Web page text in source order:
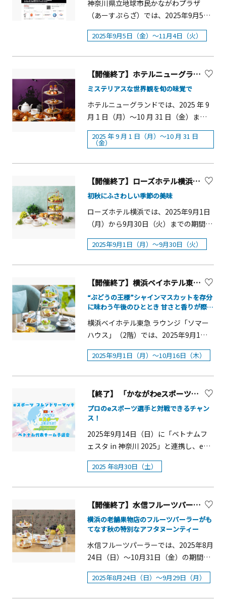
～22：30（L.O.）&nbsp;■料金（税サ
込）： &nbsp;2,200円&nbsp;■予約・
問い合わせ：045-223-2267（レストラ
ドチョコレート ～ハロウィンバージョ
ン～】&nbsp;■販売場所：グルメ＆ス
ーベニール「アイ マリーナ」（2階）
&nbsp;■営業時間月～金： 11：00～
18：00&nbsp;土日祝日： 10：00～
18：00&nbsp;■料金（税込）： 432円
（1個）、1,404円（ギフトボックス入
り3個セット）&nbsp;■問い合わせ：
でにそごう美術館にてお求めの方は
（ ）内の料金。※会期中にそごう美
術館にて［クラブ・オン／ミレニアム
カード、クラブ・オン／ミレニアム ア
プリ］をご提示の方は（ ）内の料
金。※障がい者手帳各種をお持ちの
方、およびご同伴者1名さまは入館無
料。※混雑時は入場制限および入館券
の販売を中止する場合がございます。
■主催：そごう美術館、神奈川新聞
社、「誕生70周年記念 ミッフィー
展」実行委員会■後援： オランダ王国
教育委員会■企画協力 ：ディック・ブ
ルーナ・ジャパン、Mercis bv■協賛：
ミサワホーム、フェリシモ、そごう・
西武■協力：福音館書店、講談社※ご
入館前にそごう美術館ホームページお
よび会場入口掲示の「ご入館の際のお
願い」をご確認ください。※展覧会・
イベントの中止や延期、一部内容が変
更になる場合がございます。※最新情
ームページをご確認ください。
ジ」を無料で上映します。川崎・沖縄
オリオン祭2025 概要■開催日時・9月
13日（土）10：00～16：00／7：15～
00・9月15日（月祝）10：00～16：
00※荒天中止※13日の日中に競馬場に
入場した方は、16：50に一度ご退場い
ただきます※13日16：50以降、競馬場
の駐車場はご利用いただけません車で
お越しの際はマーケットスクエア川崎
イーストの駐車場(有料)をご利用くださ
い■会場：川崎競馬場 内馬場芝生広
■主催：川崎・沖縄オリオン祭実行委
員会（株式会社よみうりランド／一般
財団法人川崎沖縄県人会／株式会社ス
ティールストリート）■共催：神奈川
県川崎競馬組合 【グルメ】（対象日：9
月13日・14日・15日）タコライスや八
重山そばなどの沖縄ご当地グルメや、
オリオンビールをはじめとする沖縄な
らではのドリンクを販売します。【物
13日・14日・15日）物産展では伝統柄
を使った小物雑貨やアクセサリーを販
売します。ワークショップ(有料)では沖
縄伝統工芸の琉球カレットを使ったア
クセサリーづくりなどを体験できま
す。【ステージショー】 （対象日：9
月13日・14日・15日）舞踊やエイサー
し、ステージを盛り上げます。MCに
は、沖縄出身で過去に名護観光大使が
じゅまる王子を務めた「金城めくるく
ん」を今年も迎えます。■場所：サン
サン広場 ステージ ■料金：無料■
ド）、イクマあきら（歌手）、ヤンバ
川崎競馬公式YouTubeチャンネルの人
気番組『スパーキングトークライブ』
メンバーによる生トークショーを開催
します。耳目社アナウンサーの百瀬和
己さんとタレントの稲富菜穂さんが出
繰り広げます。■時間：11：30 ■場
ンナイト」も開催。ハロウィンらしい
夜のガーデン散策をお楽しみくださ
10/31(金)「ハロウィンナイト」開催
日：2025/10/24(金)・10/25(土)・
合がございます。 ■開催時間：10：00
～18：00、最終入園17：30（3～11月
の通常開園時間）※「ハロウィンナイ
ト」開催時間の詳細は、公式HPにてお
※2025/9/13～10/31の料金。時期によ
り異なります。※「ハロウィンナイ
ト」は別途料金となります。詳細は公
式HPにてお知らせいたします。■主
営：㈱テレビ神奈川）
神奈川県立地球市民かながわプラザ
（あーすぷらざ）では、2025年9月5日
（金）～11月4日（火）の期間、ワルシ
ャワ蜂起博物館 展「ワルシャワ。灰の
焦点を当て、ワルシャワがたどった命
運を、戦前・ドイツ軍占領下・戦後の3
つの時代に分けて紹介。戦前にはヨー
ロッパの一首都として盛んな文化活動
いたワルシャワの地で、ヒトラー政権
によってユダヤ人やポーランド人に対
して行った政策、そして街中で行われ
市民たちの生活が展示され、最後には
多大な戦争被害を被ったものの、まる
で灰の中から蘇る不死鳥のように、廃
墟から立ち上がるワルシャワの復興の
起博物館によって制作された短編映画
で初のデジタル再現映像で、爆撃機
「リベレータ」の目線で、1945年の春
のワルシャワを見渡しながら6分の飛行
を疑似体験できます。概要■展示期
間：&nbsp;2025年9月5日（金）～11
17：00 (最終入場16:30まで）※祝日除
&nbsp; ： 3F企画展示室A■入場料：無
料■主催 ：ワルシャワ蜂起博物館 ワ
ルシャワ市■協力 ：神奈川県立地球市
民かながわプラザ(指定管理者:公益社団
2025年9月5日（金）～11月4日（火）
【開催終了】ホテルニューグランド 『ハロウィンアフタヌーンティー』【横浜市】
ミステリアスな世界観を旬の味覚で
ホテルニューグランドでは、2025 年 9
月 1 日（月）～10 月 31 日（金）まで
の期間、ハロウィンのミステリアスな
世界観を多彩なティーフーズで表現す
を提供します。紫や黒、オレンジのハ
ロウィンカラーを基調とし、魔女をイ
イ、クモの巣チョコをあしらったブラ
ックココアのクッキーシューのほか、
紫芋やいちじく、かぼちゃなど、旬の
素材を使用したスイーツでハロウィン
気分を盛り上げます。セイボリーは、
ジャック・オー・ランタンの表情がコ
味しさが魅力のデビルエッグサンド遊
び心あふれふメニューも。秋の味覚と
ともにハロウィン気分を満喫できる、
こだわりをたっぷりと詰め込んだ秋限
定のアフタヌーンティーです。ハロウ
ィンアフタヌーンティー概要■期間：
&nbsp;2025 年 9 月 1 日（月）～10 月
料金：7,337円（税込・サービス料込）
■場所：本館１階 ロビーラウンジ ラ・
テラス＜17：00 以降のご利用特典＞季
節限定の「かぼちゃのカクテル」また
は、「ノンアルコールカクテル」を 1
み）ホテルメイドのスコーンをご自宅
販売しています。季節ごとに変わる限
定フレーバーとプレーンの2種を各2個
ずつ、計4個入りでご用意。外は香ばし
くサクサク、中はしっとりとした食感
が魅力で、朝食やティータイムにおす
（税込）〇販売店舗：S.Weil by HOTEL
19：00※2025 年 9～10 月は、キャラ
2025 年 9 月 1 日（月）～10 月 31 日
（金）
【開催終了】ローズホテル横浜『シャインマスカットアフタヌーンティー』
初秋にふさわしい季節の美味
ローズホテル横浜では、2025年9月1日
（月）から9月30日（火）までの期間、
1階「ブラスリーミリーラ・フォーレ」
にて、みずみずしく弾ける果汁が口い
インマスカットアフタヌーンティー」
を提供いたします。 ヨーグルトムース
にライム香るきらめくマスカットゼリ
ーをのせたグラスデザート ヴェリーヌ
や、マスカットと相性の良い鮮やかな
自家製カスタードクリームにシャイン
入った高座豚のハムを使用した「マリ
トッツィーノ モルタデッラ ピスタチオ
とマスカルポーネのクリーム」やしょ
うがの香りやハラペーニョの辛味がア
クセントの爽やかな「ガスパチョ・ヴ
オイル」などのセイボリーもお楽しみ
タヌーンティー概要■期間：2025年9月
1日（月）〜2025年9月30日（火）■会
場：ローズホテル横浜 1階「ブラスリー
ミリーラ・フォーレ」■時間・平日
（ドリンクL.O. 30分前）・土日祝日
14：30～19：00 120分制（ドリンク
L.O. 30分前）■予約：要 ※前日17：
格は税金・サービス料込み
2025年9月1日（月）～9月30日（火）
【開催終了】横浜ベイホテル東急 『シャインマスカット アフタヌーンティー』
“ぶどうの王様”シャインマスカットを存分
に味わう午後のひととき 甘さと香りが際立
ウンジで…
横浜ベイホテル東急 ラウンジ「ソマー
ハウス」（2階）では、2025年9月1日
（月）～10月16日（木）の期間限定
で、ソマーハウスの秋の風物詩「シャ
&rdquo;とも言われるシャインマスカッ
トをふんだんに使用したアフタヌーン
ティーは、果実の爽やかな甘みとクリ
ームのコクが絶妙に調和した定番のシ
ョートケーキやなめらかな口当たりと
ャインマスカットと紅茶の香りのハー
フェは、ふわっと軽いチーズムースに
華やかな香りのシャンパンのジュレ、
なめらかなバニラアイスを重ねフレッ
シュのシャインマスカットがトッピン
グされています。 山梨県の契約農家
ャインマスカットを使ったアフタヌー
らいの景色とともに優雅にお楽しみく
2025年9月1日（月）～10月16日（木）
【終了】 「かながわeスポーツ交流ひろば」事前予選会の参加者を募集します！
プロのeスポーツ選手と対戦できるチャン
ス！
2025年9月14日（日）に「ベトナムフ
ェスタ in 神奈川 2025」と連携し、eス
ポーツを通じた国際交流イベント「か
ながわeスポーツ交流ひろば」を開催し
マリノスeスポーツのプロ選手との日越
交流戦「eスポーツフレンドリーマッ
チ」を予定しており、このたびフレン
ドリーマッチへの出場者を選ぶ事前予
選会を開催します。 ⚽ 事前予選会 概要
（15:00 終了予定）会場：大同生命横浜
2025 年8月30日（土）
【開催終了】水信フルーツパーラー 『旬果アフタヌーンティー ～プティパルフェ付き～』【横浜市】
横浜の老舗果物店のフルーツパーラーがも
てなす秋の特別なアフタヌーンティー
水信フルーツパーラーでは、2025年8月
24日（日）～10月31日（金）の期間、
厳選された旬の果物をふんだんに使用
した『旬果アフタヌーンティー ～プテ
2025年8月24日（日）～9月29日（月）